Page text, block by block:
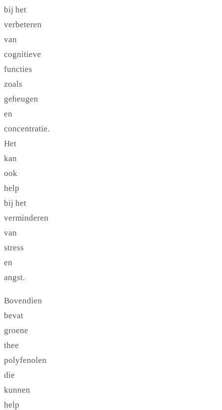
bij het
verbeteren
van
cognitieve
functies
zoals
geheugen
en
concentratie.
Het
kan
ook
help
bij het
verminderen
van
stress
en
angst.
Bovendien
bevat
groene
thee
polyfenolen
die
kunnen
help